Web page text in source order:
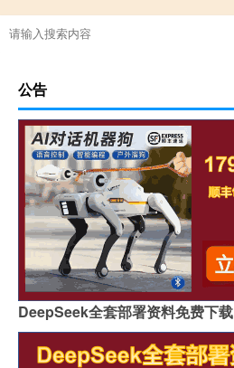
公告
DeepSeek全套部署资料免费下载